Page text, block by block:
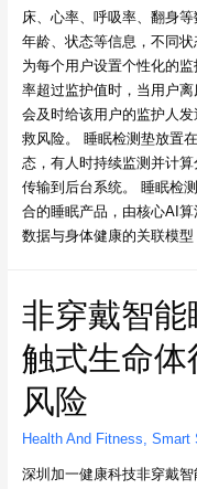
床、心率、呼吸率、翻身
年龄、状态等信息，不同
为每个用户设置个性化的
率超过监护值时，当用户
会及时给该用户的监护人
救风险。 睡眠检测垫放置
态，有人时持续监测并计
传输到后台系统。 睡眠检
合的睡眠产品，由核心AI
数据与身体健康的关联模型
非穿戴智能
触式生命体
风险
Health And Fitness Smart
深圳加一健康科技非穿戴